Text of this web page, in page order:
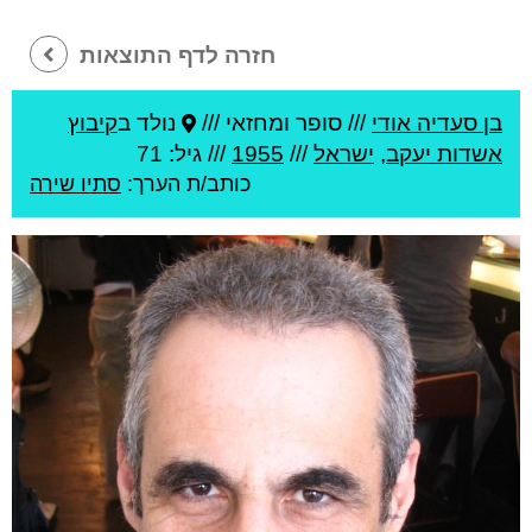
חזרה לדף התוצאות
בן סעדיה אודי /// סופר ומחזאי /// נולד בקיבוץ
אשדות יעקב, ישראל///
1955 /// גיל: 71
כותב/ת הערך: סתיו שירה